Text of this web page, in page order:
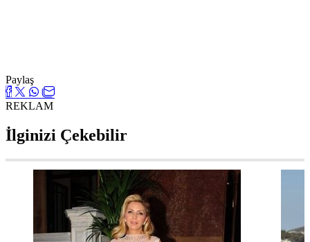
Paylaş
REKLAM
İlginizi Çekebilir